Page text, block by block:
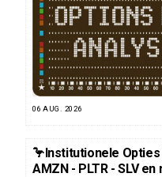
06 AUG. 2026
🦩Institutionele Opties
AMZN - PLTR - SLV en